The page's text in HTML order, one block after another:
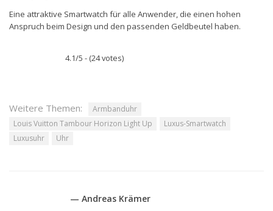
Eine attraktive Smartwatch für alle Anwender, die einen hohen
Anspruch beim Design und den passenden Geldbeutel haben.
4.1/5 - (24 votes)
Weitere Themen:
Armbanduhr
Louis Vuitton Tambour Horizon Light Up
Luxus-Smartwatch
Luxusuhr
Uhr
— Andreas Krämer